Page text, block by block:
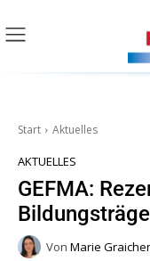
Start Aktuelles
AKTUELLES
GEFMA:
Von Marie